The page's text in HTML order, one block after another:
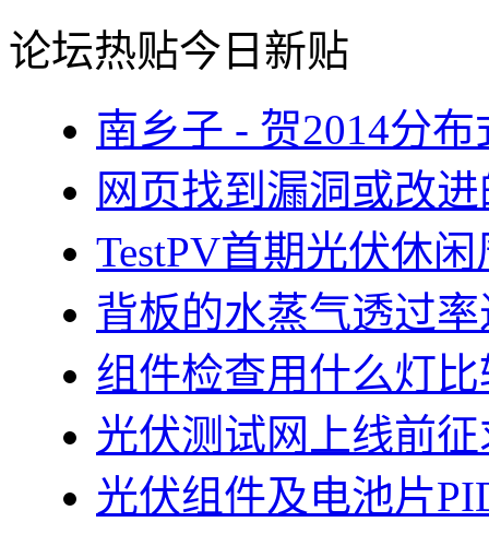
论坛热贴今日新贴
南乡子 - 贺2014分
网页找到漏洞或改
TestPV首期光伏休
背板的水蒸气透过
组件检查用什么灯
光伏测试网上线前
光伏组件及电池片